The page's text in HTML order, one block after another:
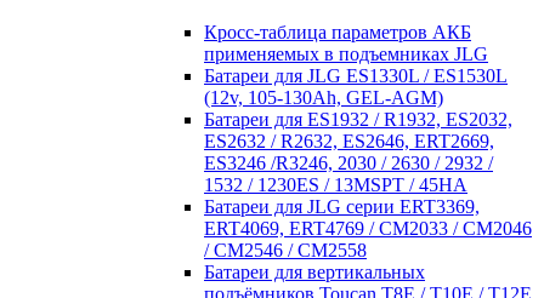
Кросc-таблица параметров АКБ
применяемых в подъемниках JLG
Батареи для JLG ES1330L / ES1530L
(12v, 105-130Ah, GEL-AGM)
Батареи для ES1932 / R1932, ES2032,
ES2632 / R2632, ES2646, ERT2669,
ES3246 /R3246, 2030 / 2630 / 2932 /
1532 / 1230ES / 13MSPT / 45HA
Батареи для JLG серии ERT3369,
ERT4069, ERT4769 / CM2033 / CM2046
/ CM2546 / CM2558
Батареи для вертикальных
подъёмников Toucan T8E / T10E / T12E